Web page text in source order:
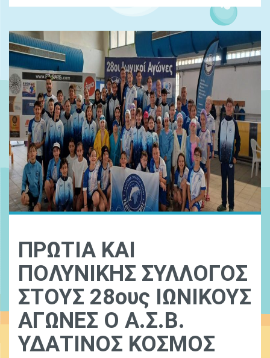
ΠΡΩΤΙΑ ΚΑΙ
ΠΟΛΥΝΙΚΗΣ ΣΥΛΛΟΓΟΣ
ΣΤΟΥΣ 28ους ΙΩΝΙΚΟΥΣ
ΑΓΩΝΕΣ Ο Α.Σ.Β.
ΥΔΑΤΙΝΟΣ ΚΟΣΜΟΣ